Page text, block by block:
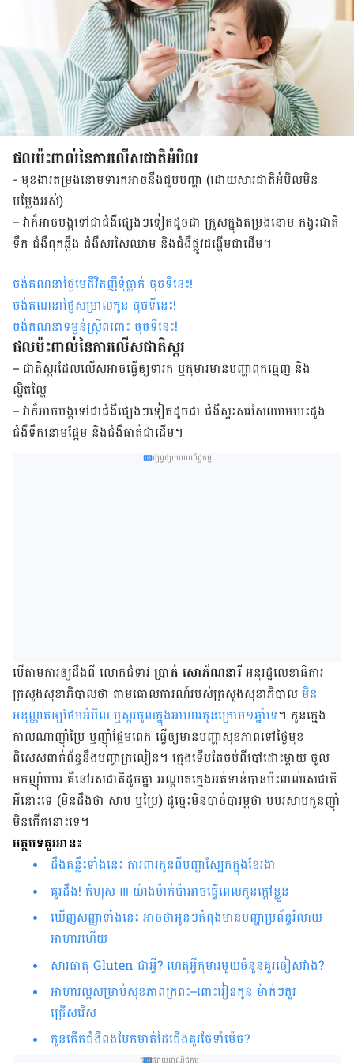
ផល​ប៉ះពាល់​នៃ​ការ​លើស​ជាតិ​អំបិល
-​ មុខងារ​តម្រង​នោម​ទារក​អាច​នឹង​ជួប​បញ្ហា (ដោយ​សារ​ជាតិ​អំបិល​មិន​
បម្លែង​អស់)
– វា​ក៏​អាច​បង្ក​ទៅ​ជា​ជំងឺ​ផ្សេងៗ​ទៀត​ដូច​ជា ក្រួស​ក្នុង​តម្រង​នោម កង្វះ​ជាតិ​
ទឹក ជំងឺ​ពុក​ឆ្អឹង ជំងឺ​សរសៃ​ឈាម និង​ជំងឺ​ផ្លូវ​ដង្ហើម​ជាដើម។
ចង់គណនាថ្ងៃមេជីវិតញីទុំធ្លាក់ ចុចទីនេះ!
ចង់គណនាថ្ងៃសម្រាលកូន ចុចទីនេះ!
ចង់គណនាទម្ងន់ស្រ្តីពពោះ ចុចទីនេះ!
ផល​ប៉ះពាល់​នៃ​ការ​លើស​ជាតិ​ស្ករ
– ជាតិ​ស្ករ​ដែល​លើស​អាច​ធ្វើ​ឲ្យ​ទារក ឬ​កុមារ​មាន​បញ្ហា​ពុក​ធ្មេញ និង​
ល្ហិតល្ហៃ
– វា​ក៏​អាច​បង្ក​ទៅ​ជា​ជំងឺ​ផ្សេង​ៗ​ទៀត​ដូច​ជា ជំងឺ​ស្ទះ​សរសៃ​ឈាម​បេះដូង
ជំងឺ​ទឹក​នោម​ផ្អែម និង​ជំងឺ​ធាត់​ជាដើម។
ផ្សព្វផ្សាយពាណិជ្ជកម្ម
បើ​តាម​ការ​ឲ្យ​ដឹង​ពី លោក​ជំទាវ ប្រាក់ សោភ័ណនារីអនុរដ្ឋលេខាធិការ
ក្រសួង​សុខាភិបាលថា តាម​គោលការណ៍​របស់​ក្រសួង​សុខាភិបាលមិន​
អនុញ្ញាត​ឲ្យ​ថែម​អំបិល ឬ​ស្ករ​ចូល​ក្នុង​អាហារ​កូន​ក្រោម​១ឆ្នាំ​ទេ។ កូន​ក្មេង​
កាល​ណា​ញ៉ាំ​ប្រៃ ឬ​ញ៉ាំ​ផ្អែម​ពេក ធ្វើ​ឲ្យ​មាន​បញ្ហា​សុខភាព​ទៅ​ថ្ងៃ​មុខ
ពិសេស​ពាក់ព័ន្ធ​នឹង​បញ្ហា​ក្រលៀន។ ក្មេង​ទើប​តែ​ចប់​ពី​បៅ​ដោះ​ម្តាយ ចូល​
មក​ញ៉ាំ​បបរ គឺ​នៅ​រសជាតិ​ដូច​គ្នា អណ្ដាត​ក្មេង​អត់​ទាន់​បាន​ប៉ះពាល់​រសជាតិ​
អី​នោះ​ទេ (មិនដឹងថា សាប ឬប្រៃ) ដូច្នេះ​មិន​បាច់​បារម្ភ​ថា បបរ​សាប​កូន​ញ៉ាំ​
មិន​កើត​នោះ​ទេ។
អត្ថបទគួរអាន៖
ដឹងគន្លឹះទាំងនេះ ការពារកូនពីបញ្ហាស្បែកក្នុងខែរងា
គួរដឹង! កំហុស ៣ យ៉ាងម៉ាក់ប៉ាអាចធ្វើពេលកូនក្តៅខ្លួន
ឃើញសញ្ញាទាំងនេះ អាចថាអូនៗកំពុង​មានបញ្ហាប្រព័ន្ធរំលាយ
អាហារហើយ
សារធាតុ Gluten ជាអ្វី? ហេតុអ្វីកុមារមួយចំនួនគួរចៀសវាង?
អាហារល្អសម្រាប់សុខភាពក្រពះ–ពោះវៀនកូន ម៉ាក់ៗគួរ
ជ្រើសរើស
កូនកើតជំងឺពងបែកមាត់ដៃជើងគួរថែទាំម៉េច?